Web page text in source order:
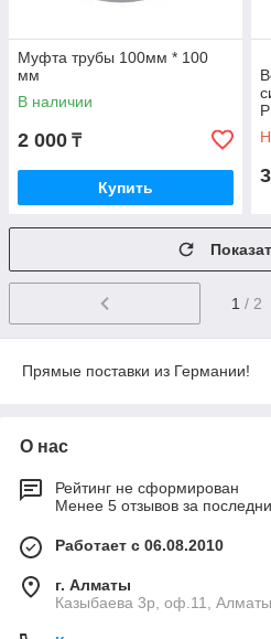
Муфта трубы 100мм * 100
мм
В наличии
2 000 ₸
Купить
1 / 2
Прямые поставки из Германии!
О нас
Рейтинг не сформирован
Менее 5 отзывов за
Работает с 06.08.2010
г. Алматы
Казыбаева 3р, оф.11,